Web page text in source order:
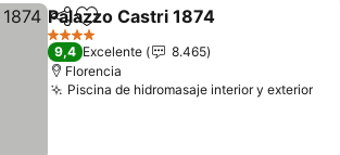
CompartirAgregar a favoritos
Palazzo Castri 1874
4 Estrellas
9,4 Excelente
8.465
Florencia
Piscina de hidromasaje interior y exterior